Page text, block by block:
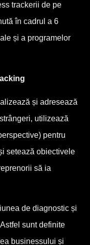
trackerii de pe
în cadrul a 6
și a programelor
și adresează
utilizează
pentru
setează obiectivele
să ia
de diagnostic și
sunt definite
businessului și